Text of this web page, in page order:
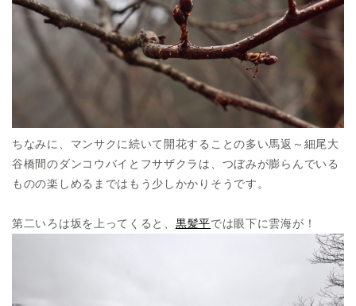
ちなみに、マンサクに続いて開花することの多い馬返～細尾大
谷橋間のダンコウバイとフサザクラは、つぼみが膨らんでいる
ものの楽しめるまではもう少しかかりそうです。
第二いろは坂を上ってくると、 黒髪平では眼下に雲海が！